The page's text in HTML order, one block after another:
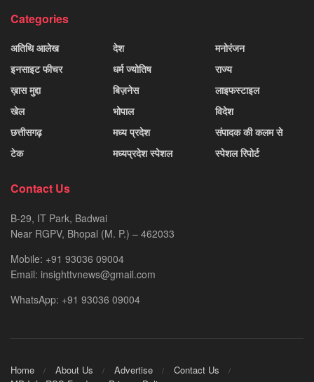
Categories
अतिथि आलेख
इनसाइट फीचर
ख़ास मुद्दा
खेल
छत्तीसगढ़
टेक
देश
धर्म ज्योतिष
बिज़नेस
भोपाल
मध्य प्रदेश
मध्यप्रदेश स्पेशल
मनोरंजन
राज्य
लाइफस्टाइल
विदेश
संपादक की कलम से
स्पेशल रिपोर्ट
Contact Us
B-29, IT Park, Badwai
Near RGPV, Bhopal (M. P.) – 462033
Mobile: +91 93036 09004
Email: insighttvnews@gmail.com
WhatsApp: +91 93036 09004
Home About Us Advertise
Contact Us